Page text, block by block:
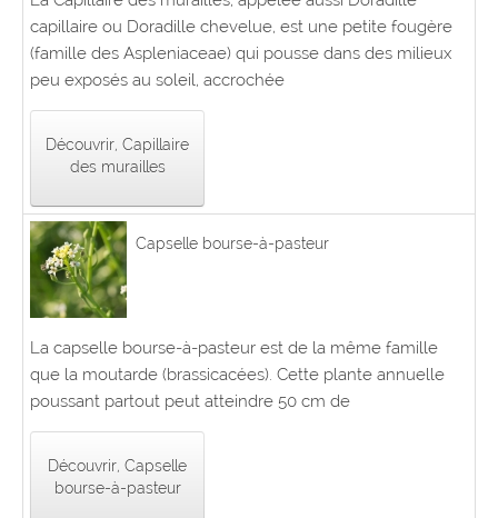
capillaire ou Doradille chevelue, est une petite fougère
(famille des Aspleniaceae) qui pousse dans des milieux
peu exposés au soleil, accrochée
Découvrir, Capillaire
des murailles
Capselle bourse-à-pasteur
La capselle bourse-à-pasteur est de la même famille
que la moutarde (brassicacées). Cette plante annuelle
poussant partout peut atteindre 50 cm de
Découvrir, Capselle
bourse-à-pasteur